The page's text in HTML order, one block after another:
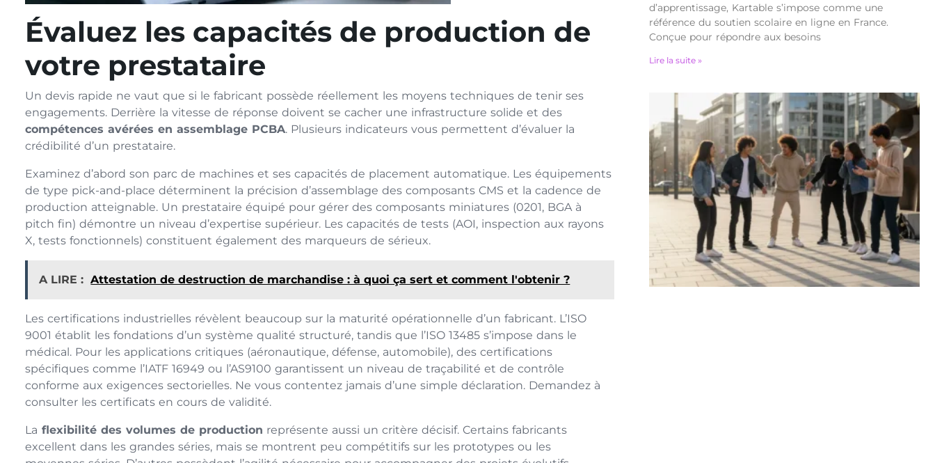
d’apprentissage, Kartable s’impose comme une
référence du soutien scolaire en ligne en France.
Conçue pour répondre aux besoins
Lire la suite »
Évaluez les capacités de production de
votre prestataire
Un devis rapide ne vaut que si le fabricant possède réellement les moyens techniques de tenir ses
engagements. Derrière la vitesse de réponse doivent se cacher une infrastructure solide et des
compétences avérées en assemblage PCBA. Plusieurs indicateurs vous permettent d’évaluer la
crédibilité d’un prestataire.
Examinez d’abord son parc de machines et ses capacités de placement automatique. Les équipements
de type pick-and-place déterminent la précision d’assemblage des composants CMS et la cadence de
production atteignable. Un prestataire équipé pour gérer des composants miniatures (0201, BGA à
pitch fin) démontre un niveau d’expertise supérieur. Les capacités de tests (AOI, inspection aux rayons
X, tests fonctionnels) constituent également des marqueurs de sérieux.
A LIRE : Attestation de destruction de marchandise : à quoi ça sert et comment l'obtenir ?
Les certifications industrielles révèlent beaucoup sur la maturité opérationnelle d’un fabricant. L’ISO
9001 établit les fondations d’un système qualité structuré, tandis que l’ISO 13485 s’impose dans le
médical. Pour les applications critiques (aéronautique, défense, automobile), des certifications
spécifiques comme l’IATF 16949 ou l’AS9100 garantissent un niveau de traçabilité et de contrôle
conforme aux exigences sectorielles. Ne vous contentez jamais d’une simple déclaration. Demandez à
consulter les certificats en cours de validité.
La flexibilité des volumes de production représente aussi un critère décisif. Certains fabricants
excellent dans les grandes séries, mais se montrent peu compétitifs sur les prototypes ou les